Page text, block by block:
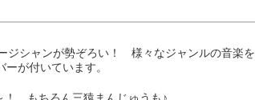
ジシャンが勢ぞろい！ 様々なジャンルの音楽を
が付いています。